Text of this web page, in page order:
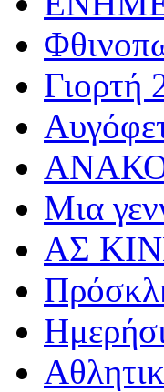
Γιορτή
Μια
ΑΣ